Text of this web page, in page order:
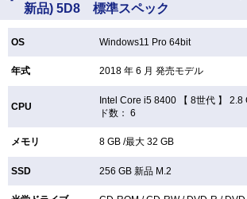
新品) 5D8 標準スペック
OS Windows11 Pro 64bit
年式 2018 年 6 月 発売モデル
CPU
Intel Core i5 8400 【8世代 】 2.8
ド数： 6
メモリ 8 GB /最大 32 GB
SSD 256 GB新品 M.2